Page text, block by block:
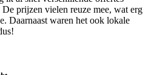
prijzen vielen reuze mee, wat erg
Daarnaast waren het ook lokale